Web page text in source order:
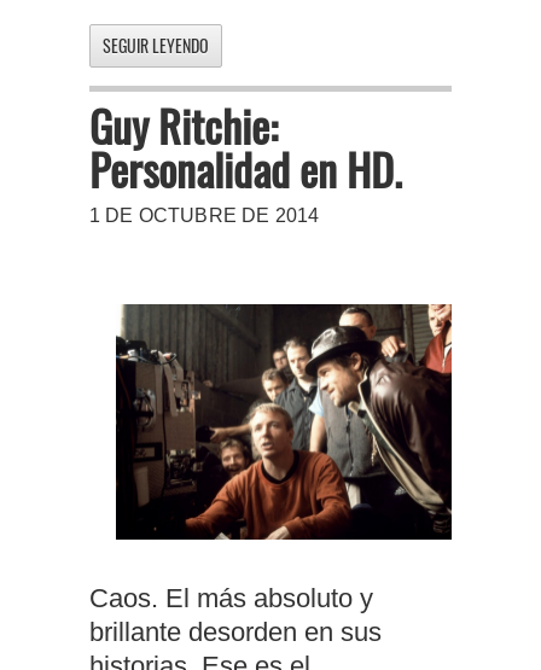
SEGUIR LEYENDO
Guy Ritchie:
Personalidad en HD.
1 DE OCTUBRE DE 2014
Caos. El más absoluto y
brillante desorden en sus